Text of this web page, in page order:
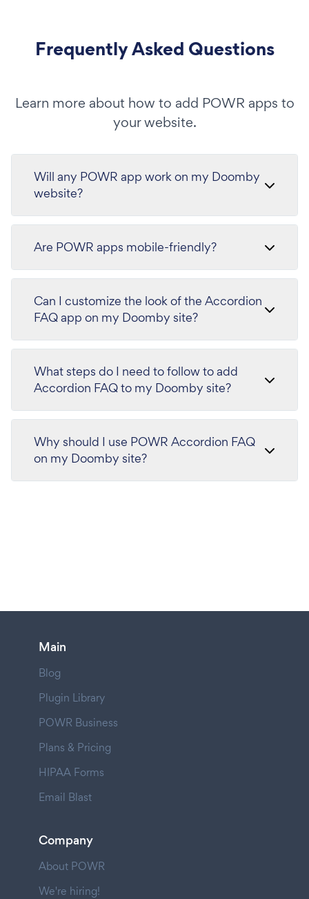
Frequently Asked Questions
Learn more about how to add POWR apps to
your website.
Will any POWR app work on my Doomby
website?
Are POWR apps mobile-friendly?
Can I customize the look of the Accordion
FAQ app on my Doomby site?
What steps do I need to follow to add
Accordion FAQ to my Doomby site?
Why should I use POWR Accordion FAQ
on my Doomby site?
Main
Blog
Plugin Library
POWR Business
Plans & Pricing
HIPAA Forms
Email Blast
Company
About POWR
We're hiring!